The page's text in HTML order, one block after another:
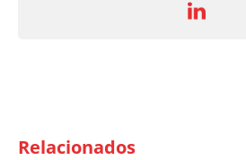
Relacionados